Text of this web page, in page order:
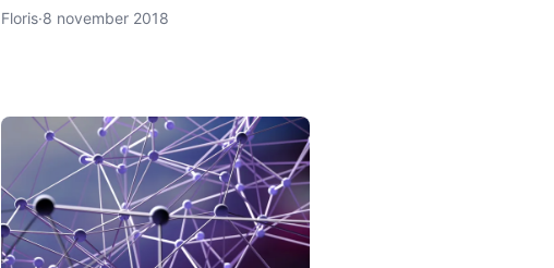
een wallet in ontwikkeling. Deze
Floris·8 november 2018